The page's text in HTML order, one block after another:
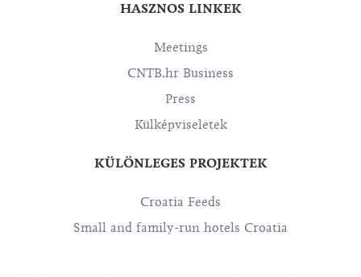
HASZNOS LINKEK
Meetings
CNTB.hr Business
Press
Külképviseletek
KÜLÖNLEGES PROJEKTEK
Croatia Feeds
Small and family-run hotels Croatia